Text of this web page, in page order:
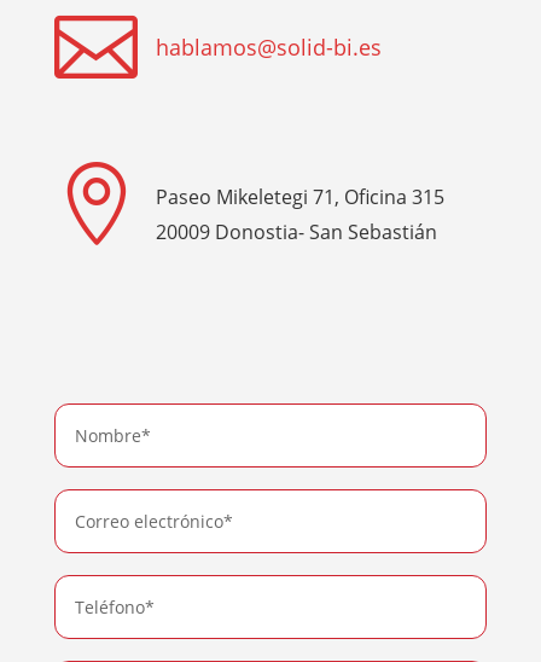
 hablamos@solid-bi.es

Paseo Mikeletegi 71, Oficina 315
20009 Donostia- San Sebastián